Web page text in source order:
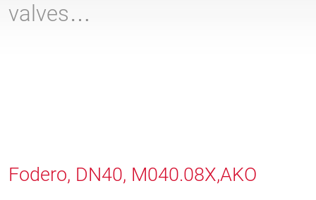
valves…
Fodero, DN40, M040.08X,AKO